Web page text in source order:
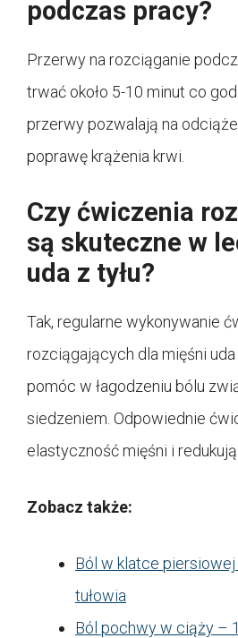
podczas pracy?
Przerwy na rozciąganie
trwać około 5-10 minut co
przerwy pozwalają na
poprawę krążenia krwi.
Czy ćwiczenia
są skuteczne w
uda z tyłu?
Tak, regularne wykonywanie
rozciągających dla mięśni
pomóc w łagodzeniu bólu
siedzeniem. Odpowiednie
elastyczność mięśni i
Zobacz także:
Ból w klatce
tułowia
Ból pochwy w ciąży –